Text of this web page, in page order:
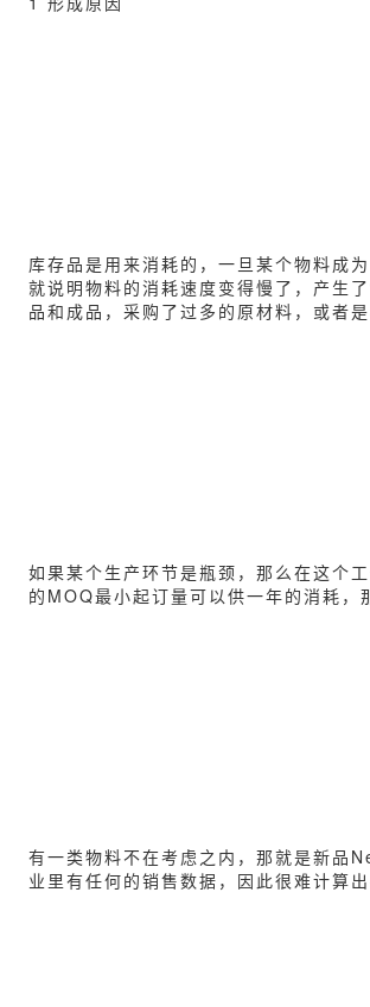
库存品是用来消耗的，一旦某个物料成
就说明物料的消耗速度变得慢了，产生
品和成品，采购了过多的原材料，或者
如果某个生产环节是瓶颈，那么在这个
的MOQ最小起订量可以供一年的消耗，
有一类物料不在考虑之内，那就是新品
业里有任何的销售数据，因此很难计算